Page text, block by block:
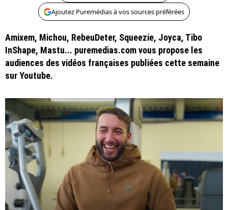
Ajoutez Puremédias à vos sources préférées
Amixem, Michou, RebeuDeter, Squeezie, Joyca, Tibo
InShape, Mastu... puremedias.com vous propose les
audiences des vidéos françaises publiées cette semaine
sur Youtube.